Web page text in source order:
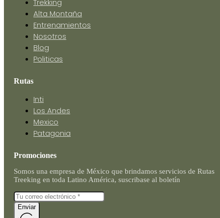
Alta Montaña
Entrenamientos
Nosotros
Blog
Politicas
Rutas
Inti
Los Andes
Mexico
Patagonia
Promociones
Somos una empresa de México que brindamos servicios de Rutas
Treeking en toda Latino América, suscribase al boletín
Enviar